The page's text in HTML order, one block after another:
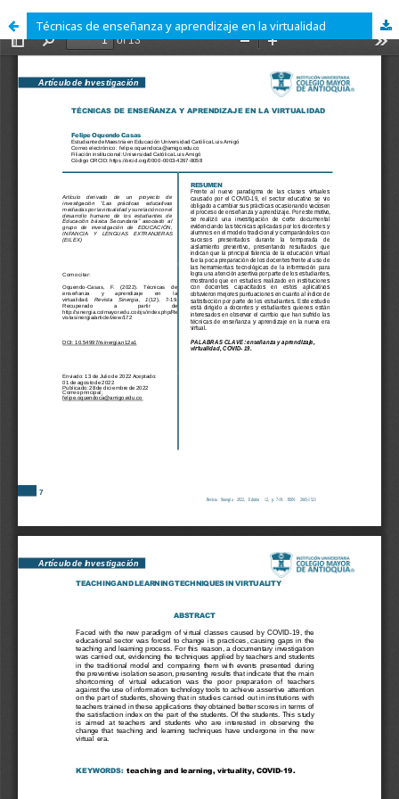
Técnicas de enseñanza y aprendizaje en la virtualidad